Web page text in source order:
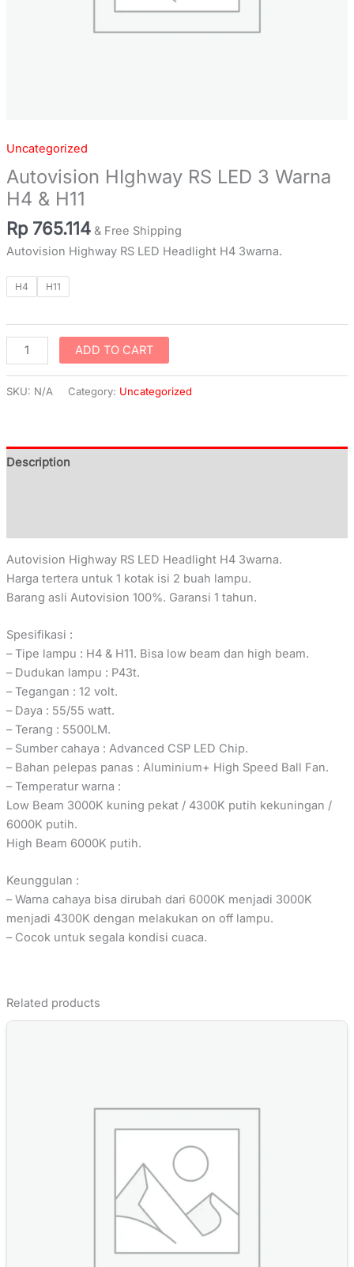
Uncategorized
Autovision HIghway RS LED 3 Warna
H4 & H11
Rp 765.114 & Free Shipping
Autovision Highway RS LED Headlight H4 3warna.
H4 H11
ADD TO CART
SKU: N/A Category: Uncategorized
Description
Autovision Highway RS LED Headlight H4 3warna.
Harga tertera untuk 1 kotak isi 2 buah lampu.
Barang asli Autovision 100%. Garansi 1 tahun.
Spesifikasi :
– Tipe lampu : H4 & H11. Bisa low beam dan high beam.
– Dudukan lampu : P43t.
– Tegangan : 12 volt.
– Daya : 55/55 watt.
– Terang : 5500LM.
– Sumber cahaya : Advanced CSP LED Chip.
– Bahan pelepas panas : Aluminium+ High Speed Ball Fan.
– Temperatur warna :
Low Beam 3000K kuning pekat / 4300K putih kekuningan /
6000K putih.
High Beam 6000K putih.
Keunggulan :
– Warna cahaya bisa dirubah dari 6000K menjadi 3000K
menjadi 4300K dengan melakukan on off lampu.
– Cocok untuk segala kondisi cuaca.
Related products